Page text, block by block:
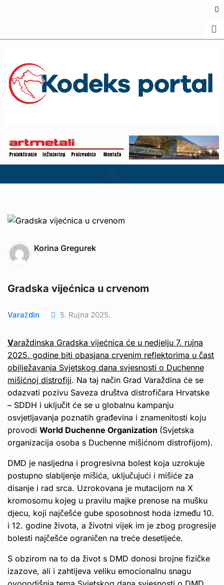
Korina Gregurek
Gradska vijećnica u crvenom
Varaždin 5. Rujna 2025.
Varaždinska Gradska vijećnica će u nedjelju 7. rujna
2025. godine biti obasjana crvenim reflektorima u čast
obilježavanja Svjetskog dana svjesnosti o Duchenne
mišićnoj distrofiji. Na taj način Grad Varaždina će se
odazvati pozivu Saveza društva distrofičara Hrvatske
– SDDH i uključit će se u globalnu kampanju
osvjetljavanja poznatih građevina i znamenitosti koju
provodi World Duchenne Organization (Svjetska
organizacija osoba s Duchenne mišićnom distrofijom).
DMD je nasljedna i progresivna bolest koja uzrokuje
postupno slabljenje mišića, uključujući i mišiće za
disanje i rad srca. Uzrokovana je mutacijom na X
kromosomu kojeg u pravilu majke prenose na mušku
djecu, koji najčešće gube sposobnost hoda između 10.
i 12. godine života, a životni vijek im je zbog progresije
bolesti najčešće ograničen na treće desetljeće.
S obzirom na to da život s DMD donosi brojne fizičke
izazove, ali i zahtijeva veliku emocionalnu snagu